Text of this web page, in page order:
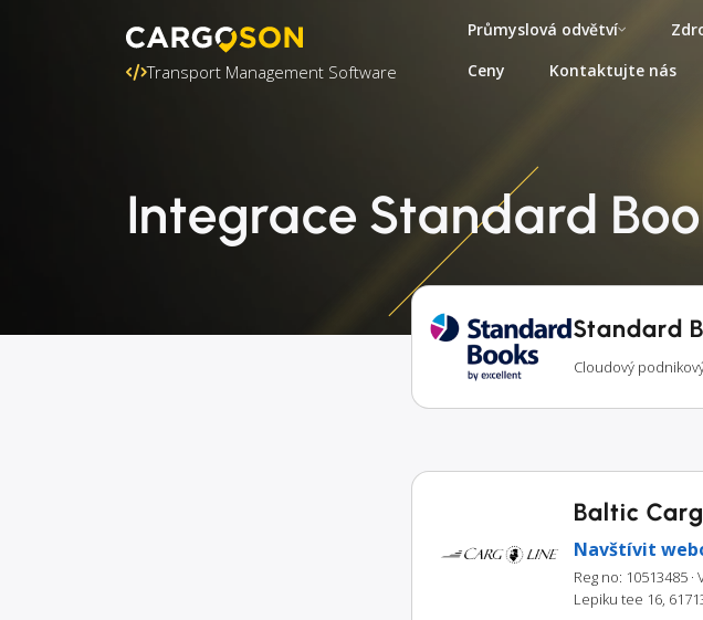
Transport Management Software
Průmyslová odvětví
Ceny
Kontaktujte nás
Integrace Standard
Standard
Cloudový
Baltic
Navštívit
Reg no: 10513485 ·
Lepiku tee 16,